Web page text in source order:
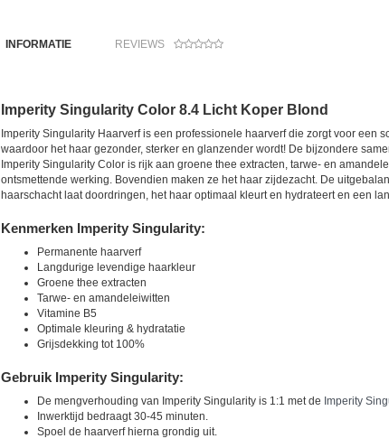
INFORMATIE REVIEWS
Imperity Singularity Color 8.4 Licht Koper Blond
Imperity Singularity Haarverf is een professionele haarverf die zorgt voor een
waardoor het haar gezonder, sterker en glanzender wordt! De bijzondere
Imperity Singularity Color is rijk aan groene thee extracten, tarwe- en
ontsmettende werking. Bovendien maken ze het haar zijdezacht. De
haarschacht laat doordringen, het haar optimaal kleurt en hydrateert en een
Kenmerken Imperity Singularity:
Permanente haarverf
Langdurige levendige haarkleur
Groene thee extracten
Tarwe- en amandeleiwitten
Vitamine B5
Optimale kleuring & hydratatie
Grijsdekking tot 100%
Gebruik Imperity Singularity:
De mengverhouding van Imperity Singularity is 1:1 met de Imperity
Inwerktijd bedraagt 30-45 minuten.
Spoel de haarverf hierna grondig uit.